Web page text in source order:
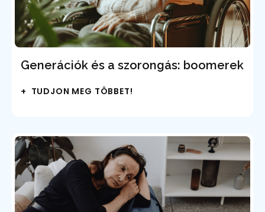
Generációk és a szorongás: boomerek
+ TUDJON MEG TÖBBET!